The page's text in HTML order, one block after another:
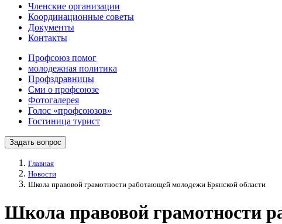
Членские организации
Координационные советы
Документы
Контакты
Профсоюз помог
молодежная политика
Профздравницы
Сми о профсоюзе
Фотогалерея
Голос «профсоюзов»
Гостиница турист
Задать вопрос
Главная
Новости
Школа правовой грамотности работающей молодежи Брянской области
Школа правовой грамотности